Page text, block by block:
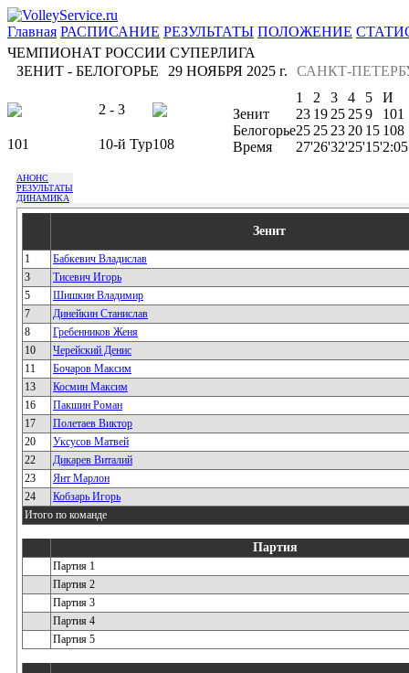
Главная РАСПИСАНИЕ РЕЗУЛЬТАТЫ ПОЛОЖЕНИЕ
ЧЕМПИОНАТ РОССИИ СУПЕРЛИГА
ЗЕНИТ - БЕЛОГОРЬЕ
САНКТ-
29 НОЯБРЯ 2025 г.
2 - 3
101 10-й Тур108
1 2 3 4 5
И
Зенит
23 19 25 259
101
Белогорье25 25 23 20 15 108
Время
27'26'32'25'15'2:05
АНОНС
РЕЗУЛЬТАТЫ
ДИНАМИКА
Зенит
1
Бабкевич Владислав
3
Тисевич Игорь
5
Шишкин Владимир
7
Динейкин Станислав
8
Гребенников Женя
10
Черейский Денис
11
Бочаров Максим
13
Космин Максим
16
Пакшин Роман
17
Полетаев Виктор
20
Уксусов Матвей
22
Дикарев Виталий
23
Янт Марлон
24
Кобзарь Игорь
Итого по команде
Партия
Партия 1
Партия 2
Партия 3
Партия 4
Партия 5